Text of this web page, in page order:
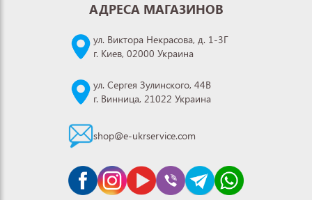
АДРЕСА МАГАЗИНОВ
ул. Виктора Некрасова, д. 1-3Г
г. Киев, 02000 Украина
ул. Сергея Зулинского, 44В
г. Винница, 21022 Украина
shop@e-ukrservice.com